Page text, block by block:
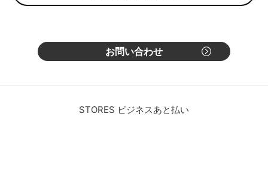
お問い合わせ
STORES ビジネスあと払い